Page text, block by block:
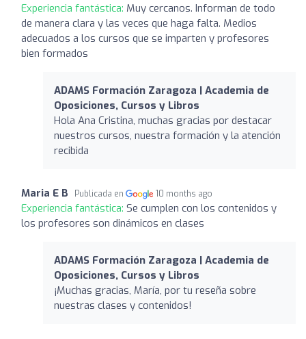
Experiencia fantástica: Muy cercanos. Informan de todo
de manera clara y las veces que haga falta. Medios
adecuados a los cursos que se imparten y profesores
bien formados
ADAMS Formación Zaragoza | Academia de
Oposiciones, Cursos y Libros
Hola Ana Cristina, muchas gracias por destacar
nuestros cursos, nuestra formación y la atención
recibida
Maria E B Publicada en 10 months ago
Experiencia fantástica: Se cumplen con los contenidos y
los profesores son dinámicos en clases
ADAMS Formación Zaragoza | Academia de
Oposiciones, Cursos y Libros
¡Muchas gracias, María, por tu reseña sobre
nuestras clases y contenidos!